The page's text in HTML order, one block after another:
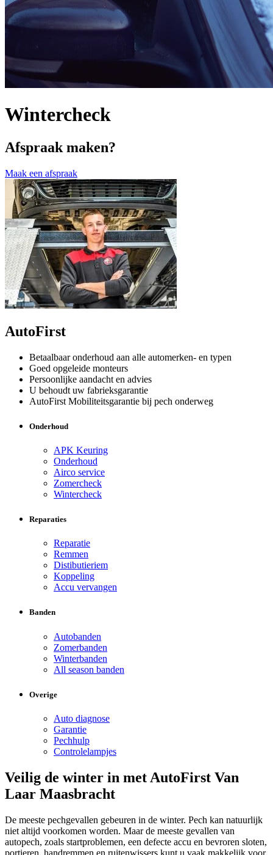
Wintercheck
Afspraak maken?
Maak een afspraak
AutoFirst
Betaalbaar onderhoud aan alle automerken- en typen
Goed opgeleide monteurs
Persoonlijke aandacht en advies
U behoudt uw fabrieksgarantie
AutoFirst Mobiliteitsgarantie bij pech onderweg
Onderhoud
APK Keuring
Onderhoud
Airco service
Zomercheck
Wintercheck
Reparaties
Reparatie
Remmen
Distibutieriem
Koppeling
Accu vervangen
Banden
Autobanden
Zomerbanden
Winterbanden
All season banden
Overige
Auto diagnose
Garantie
Pechhulp
Controlelampjes
Veilig de winter in met AutoFirst Van
Laar Maasbracht
De meeste pechgevallen gebeuren in de winter. Pech kan natuurlijk
niet altijd voorkomen worden. Maar de meeste gevallen van
autopech, zoals startproblemen, een defecte accu en bevroren sloten,
portieren, handremmen en ruitenwissers kunt u vaak makkelijk voor